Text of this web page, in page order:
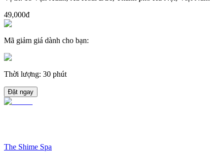
49,000đ
Mã giảm giá dành cho bạn:
Thời lượng: 30 phút
Đặt ngay
The Shime Spa